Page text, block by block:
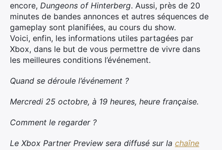
encore, Dungeons of Hinterberg. Aussi, près de 20
minutes de bandes annonces et autres séquences de
gameplay sont planifiées, au cours du show.
Voici, enfin, les informations utiles partagées par
Xbox, dans le but de vous permettre de vivre dans
les meilleures conditions l’événement.
Quand se déroule l’événement ?
Mercredi 25 octobre, à 19 heures, heure française.
Comment le regarder ?
Le Xbox Partner Preview sera diffusé sur la chaîne